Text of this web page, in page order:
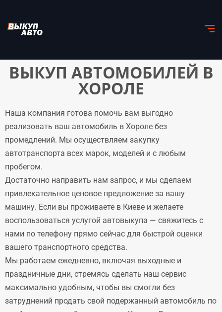
ВЫКУП АВТОМОБИЛЕЙ В
ХОРОЛЕ
Наша компания готова помочь вам выгодно
реализовать ваш автомобиль в Хороле без
промедлений. Мы осуществляем закупку
автотранспорта всех марок, моделей и с любым
пробегом.
Достаточно направить нам запрос, и мы сделаем
привлекательное ценовое предложение за вашу
машину. Если вы проживаете в Киеве и желаете
воспользоваться услугой автовыкупа — свяжитесь с
нами по телефону прямо сейчас для быстрой оценки
вашего транспортного средства.
Мы работаем ежедневно, включая выходные и
праздничные дни, стремясь сделать наш сервис
максимально удобным, чтобы вы смогли без
затруднений продать свой подержанный автомобиль по